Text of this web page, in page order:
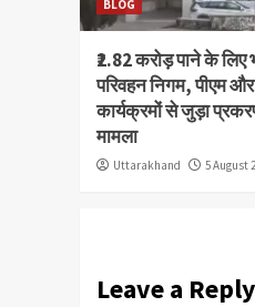
BLOG
₹2.82 करोड़ पाने के लिए
परिवहन निगम, पीएम
कार्यक्रमों से जुड़ा
मामला
Uttarakhand 5 August
Leave a Reply